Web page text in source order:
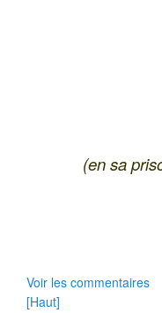
(en sa
Voir les commentaires
[Haut]